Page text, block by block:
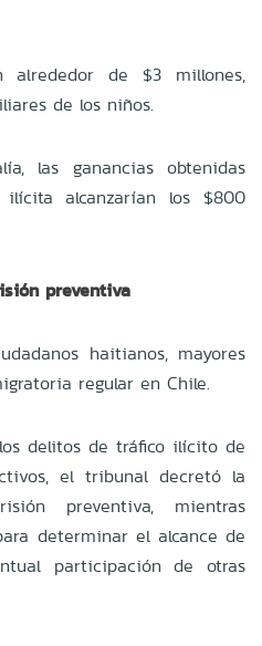
alrededor de $3 millones,
de los niños.
las ganancias obtenidas
alcanzarían los $800
preventiva
haitianos, mayores
regular en Chile.
delitos de tráfico ilícito de
el tribunal decretó la
preventiva, mientras
determinar el alcance de
participación de otras